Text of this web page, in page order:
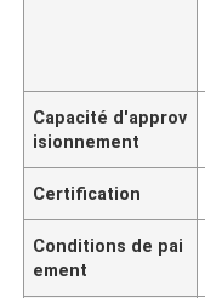
Capacité d'approv
isionnement
Certification
Conditions de pai
ement